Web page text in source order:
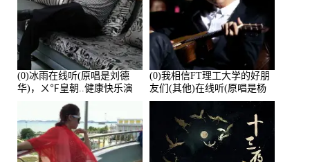
(0)冰雨在线听(原唱是刘德
华)，ㄨ℉皇朝..健康快乐演
唱点播:26643次
(0)我相信FT理工大学的好朋
友们(其他)在线听(原唱是杨
培安)，老乔演唱点播:23714